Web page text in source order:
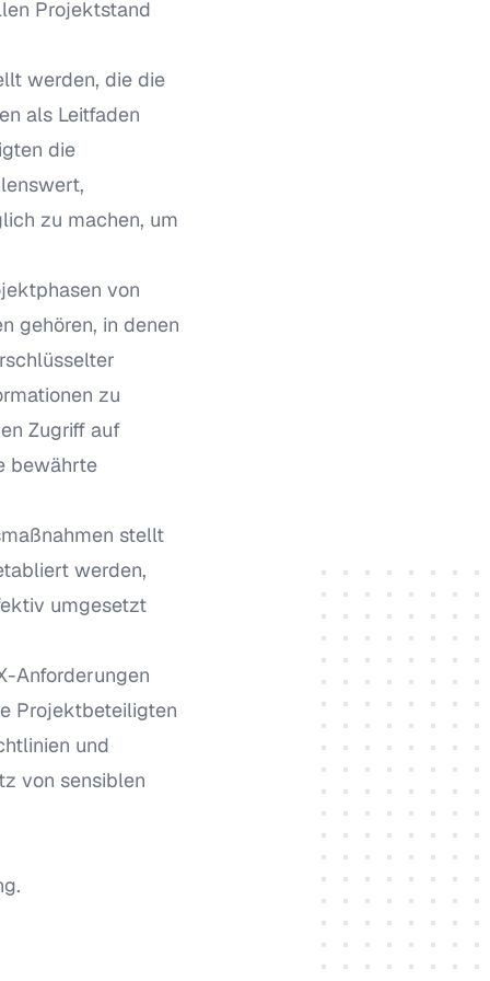
Projektstand
werden, die die
als Leitfaden
die
zu machen, um
von
gehören, in denen
zu
Zugriff auf
bewährte
stellt
werden,
umgesetzt
Anforderungen
Projektbeteiligten
und
von sensiblen